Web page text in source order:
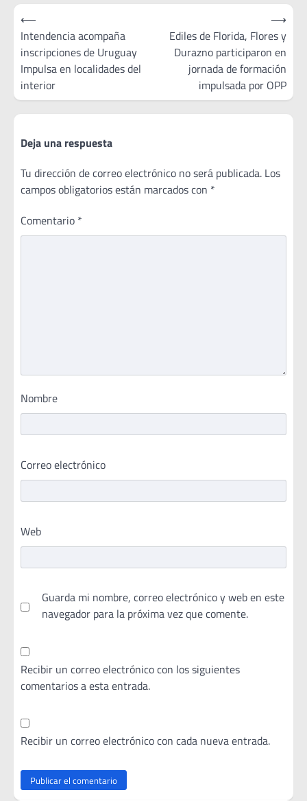
Navegación
de
entradas
⟵
Intendencia acompaña
inscripciones de Uruguay
Impulsa en localidades del
interior
Ediles de Florida, Flores y
Durazno participaron en
jornada de formación
impulsada por OPP
⟶
Deja una respuesta
Tu dirección de correo electrónico no será publicada. Los
campos obligatorios están marcados con *
Comentario *
Nombre
Correo electrónico
Web
Guarda mi nombre, correo electrónico y web en este
navegador para la próxima vez que comente.
Recibir un correo electrónico con los siguientes
comentarios a esta entrada.
Recibir un correo electrónico con cada nueva entrada.